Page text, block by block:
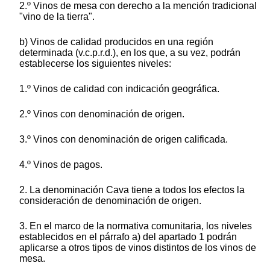
2.º Vinos de mesa con derecho a la mención tradicional
"vino de la tierra".
b) Vinos de calidad producidos en una región
determinada (v.c.p.r.d.), en los que, a su vez, podrán
establecerse los siguientes niveles:
1.º Vinos de calidad con indicación geográfica.
2.º Vinos con denominación de origen.
3.º Vinos con denominación de origen calificada.
4.º Vinos de pagos.
2. La denominación Cava tiene a todos los efectos la
consideración de denominación de origen.
3. En el marco de la normativa comunitaria, los niveles
establecidos en el párrafo a) del apartado 1 podrán
aplicarse a otros tipos de vinos distintos de los vinos de
mesa.